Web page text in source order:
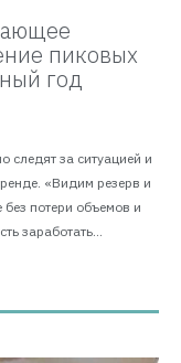
пиковых
год
следят за ситуацией и
«Видим резерв и
потери объемов и
заработать...